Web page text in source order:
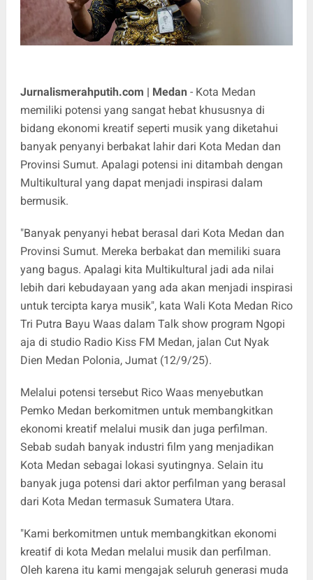
Jurnalismerahputih.com | Medan - Kota Medan
memiliki potensi yang sangat hebat khususnya di
bidang ekonomi kreatif seperti musik yang diketahui
banyak penyanyi berbakat lahir dari Kota Medan dan
Provinsi Sumut. Apalagi potensi ini ditambah dengan
Multikultural yang dapat menjadi inspirasi dalam
bermusik.
"Banyak penyanyi hebat berasal dari Kota Medan dan
Provinsi Sumut. Mereka berbakat dan memiliki suara
yang bagus. Apalagi kita Multikultural jadi ada nilai
lebih dari kebudayaan yang ada akan menjadi inspirasi
untuk tercipta karya musik", kata Wali Kota Medan Rico
Tri Putra Bayu Waas dalam Talk show program Ngopi
aja di studio Radio Kiss FM Medan, jalan Cut Nyak
Dien Medan Polonia, Jumat (12/9/25).
Melalui potensi tersebut Rico Waas menyebutkan
Pemko Medan berkomitmen untuk membangkitkan
ekonomi kreatif melalui musik dan juga perfilman.
Sebab sudah banyak industri film yang menjadikan
Kota Medan sebagai lokasi syutingnya. Selain itu
banyak juga potensi dari aktor perfilman yang berasal
dari Kota Medan termasuk Sumatera Utara.
"Kami berkomitmen untuk membangkitkan ekonomi
kreatif di kota Medan melalui musik dan perfilman.
Oleh karena itu kami mengajak seluruh generasi muda